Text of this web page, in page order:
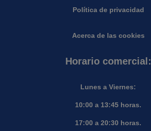
Política de privacidad
Acerca de las cookies
Horario comercial:
Lunes a Viernes:
10:00 a 13:45 horas.
17:00 a 20:30 horas.